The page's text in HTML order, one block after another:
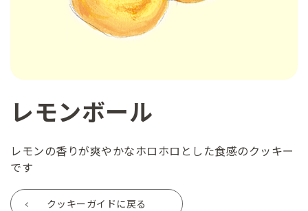
レモンボール
レモンの香りが爽やかなホロホロとした食感のクッキー
です
クッキーガイドに戻る